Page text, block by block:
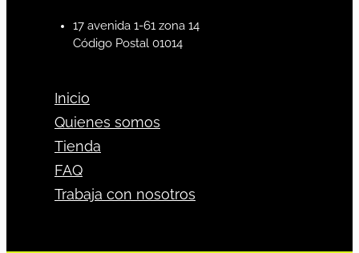
17 avenida 1-61 zona 14
Código Postal 01014
Inicio
Quienes somos
Tienda
FAQ
Trabaja con nosotros